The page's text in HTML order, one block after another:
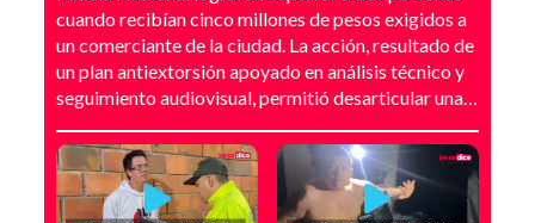
cuando recibían cinco millones de pesos exigidos a
un comerciante de la ciudad. La acción, resultado de
un plan antiextorsión apoyado en análisis técnico y
seguimiento audiovisual, permitió desarticular una
digitales, suplantación de grupos armados y presión
directa sobre establecimientos comerciales. La
investigación no comenzó con la captura, sino con el